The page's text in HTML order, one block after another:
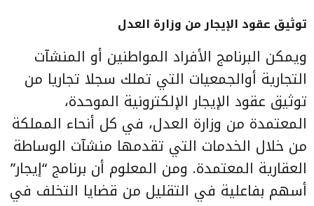
توثيق عقود الإيجار من وزارة العدل
ويمكن البرنامج الأفراد المواطنين أو المنشآت
التجارية أوالجمعيات التي تملك سجلا تجاريا من
توثيق عقود الإيجار الإلكترونية الموحدة،
المعتمدة من وزارة العدل، في كل أنحاء المملكة
من خلال الخدمات التي تقدمها منشآت الوساطة
العقارية المعتمدة. ومن المعلوم أن برنامج “إيجار”
أسهم بفاعلية في التقليل من قضايا التخلف في